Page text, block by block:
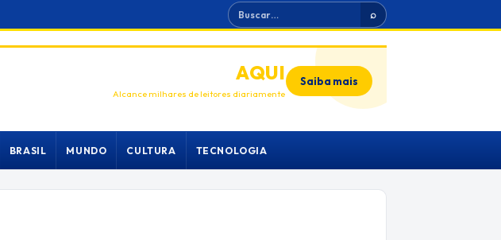
Buscar ⌕
ANUNCIEAQUI
Alcance milhares de leitores diariamente
Saiba mais
BRASIL MUNDO CULTURA TECNOLOGIA